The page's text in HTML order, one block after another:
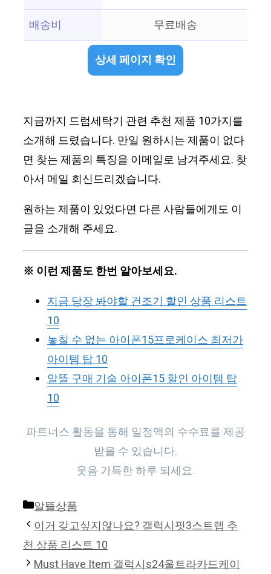
배송비
무료배송
상세 페이지 확인
지금까지 드럼세탁기 관련 추천 제품 10가지를
소개해 드렸습니다. 만일 원하시는 제품이 없다
면 찾는 제품의 특징을 이메일로 남겨주세요. 찾
아서 메일 회신드리겠습니다.
원하는 제품이 있었다면 다른 사람들에게도 이
글을 소개해 주세요.
※ 이런 제품도 한번 알아보세요.
지금 당장 봐야할 건조기 할인 상품 리스트
10
놓칠 수 없는 아이폰15프로케이스 최저가
아이템 탑 10
알뜰 구매 기술 아이폰15 할인 아이템 탑
10
파트너스 활동을 통해 일정액의 수수료를 제공
받을 수 있습니다.
웃음 가득한 하루 되세요.
Categories
알뜰상품
이거 갖고싶지않나요? 갤럭시핏3스트랩 추
천 상품 리스트 10
Must Have Item 갤럭시s24울트라카드케이